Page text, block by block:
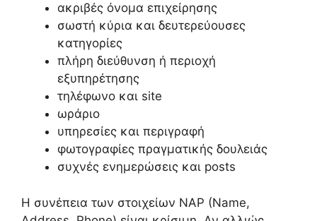
ακριβές όνομα επιχείρησης
σωστή κύρια και δευτερεύουσες
κατηγορίες
πλήρη διεύθυνση ή περιοχή
εξυπηρέτησης
τηλέφωνο και site
ωράριο
υπηρεσίες και περιγραφή
φωτογραφίες πραγματικής δουλειάς
συχνές ενημερώσεις και posts
Η συνέπεια των στοιχείων NAP (Name,